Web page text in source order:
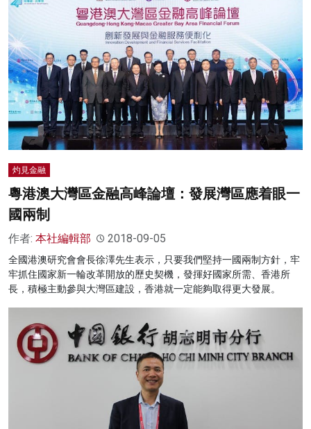
灼見金融
粵港澳大灣區金融高峰論壇：發展灣區應着眼一
國兩制
作者: 本社編輯部 2018-09-05
全國港澳研究會會長徐澤先生表示，只要我們堅持一國兩制方針，牢
牢抓住國家新一輪改革開放的歷史契機，發揮好國家所需、香港所
長，積極主動參與大灣區建設，香港就一定能夠取得更大發展。